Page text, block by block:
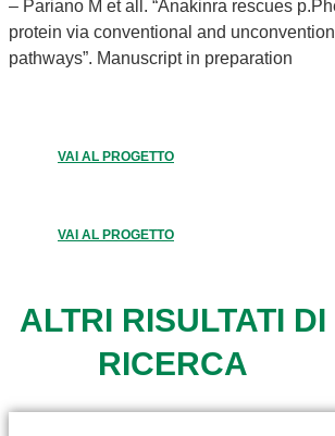
– Pariano M et all. “Anakinra rescues
protein via conventional and
pathways”. Manuscript in preparation
VAI AL PROGETTO
VAI AL PROGETTO
ALTRI RISULTATI DI
RICERCA